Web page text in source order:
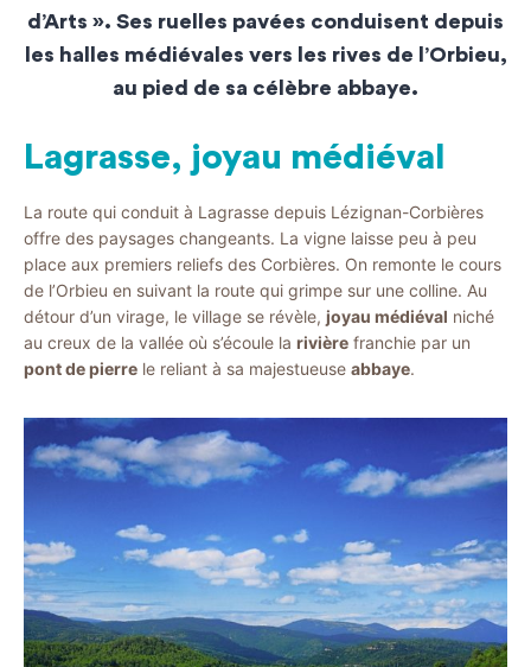
d’Arts ». Ses ruelles pavées conduisent depuis
les halles médiévales vers les rives de l’Orbieu,
au pied de sa célèbre abbaye.
Lagrasse, joyau médiéval
La route qui conduit à Lagrasse depuis Lézignan-Corbières
offre des paysages changeants. La vigne laisse peu à peu
place aux premiers reliefs des Corbières. On remonte le cours
de l’Orbieu en suivant la route qui grimpe sur une colline. Au
détour d’un virage, le village se révèle, joyau médiéval niché
au creux de la vallée où s’écoule la rivière franchie par un
pont de pierre le reliant à sa majestueuse abbaye.